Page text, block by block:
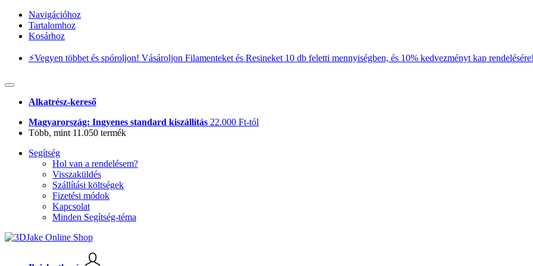
Navigációhoz
Tartalomhoz
Kosárhoz
⚡️Vegyen többet és spóroljon! Vásároljon Filamenteket és Resineket 10 db feletti mennyiségben, és 10% kedvezményt kap
Alkatrész-kereső
Magyarország: Ingyenes standard kiszállítás 22.000 Ft-tól
Több, mint 11.050 termék
Segítség
Hol van a rendelésem?
Visszaküldés
Szállítási költségek
Fizetési módok
Kapcsolat
Minden Segítség-téma